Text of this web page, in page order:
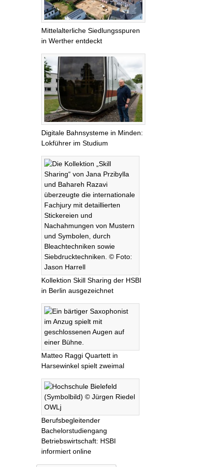
Mittelalterliche Siedlungsspuren
in Werther entdeckt
Digitale Bahnsysteme in Minden:
Lokführer im Studium
Kollektion Skill Sharing der HSBI
in Berlin ausgezeichnet
Matteo Raggi Quartett in
Harsewinkel spielt zweimal
Berufsbegleitender
Bachelorstudiengang
Betriebswirtschaft: HSBI
informiert online